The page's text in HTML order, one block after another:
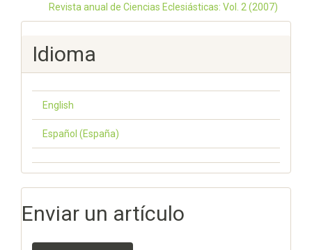
Revista anual de Ciencias Eclesiásticas: Vol. 2 (2007)
Idioma
English
Español (España)
Enviar un artículo